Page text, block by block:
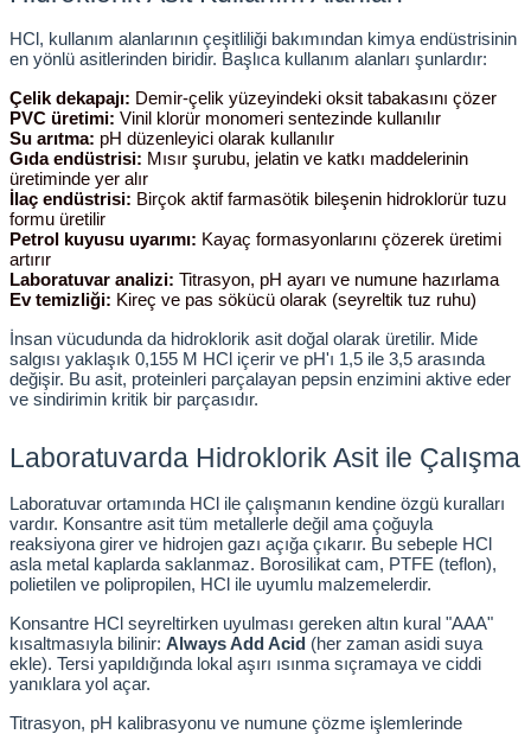
Dolaplar
Cihazları
Cihazları
Titratörler
HCl, kullanım alanlarının çeşitliliği bakımından kimya endüstrisinin
en yönlü asitlerinden biridir. Başlıca kullanım alanları şunlardır:
Çelik dekapajı: Demir-çelik yüzeyindeki oksit tabakasını çözer
PVC üretimi: Vinil klorür monomeri sentezinde kullanılır
Su arıtma: pH düzenleyici olarak kullanılır
Gıda endüstrisi: Mısır şurubu, jelatin ve katkı maddelerinin
üretiminde yer alır
İlaç endüstrisi: Birçok aktif farmasötik bileşenin hidroklorür tuzu
formu üretilir
Petrol kuyusu uyarımı: Kayaç formasyonlarını çözerek üretimi
artırır
Laboratuvar analizi: Titrasyon, pH ayarı ve numune hazırlama
Ev temizliği: Kireç ve pas sökücü olarak (seyreltik tuz ruhu)
İnsan vücudunda da hidroklorik asit doğal olarak üretilir. Mide
salgısı yaklaşık 0,155 M HCl içerir ve pH'ı 1,5 ile 3,5 arasında
değişir. Bu asit, proteinleri parçalayan pepsin enzimini aktive eder
ve sindirimin kritik bir parçasıdır.
Laboratuvarda Hidroklorik Asit ile Çalışma
Laboratuvar ortamında HCl ile çalışmanın kendine özgü kuralları
vardır. Konsantre asit tüm metallerle değil ama çoğuyla
reaksiyona girer ve hidrojen gazı açığa çıkarır. Bu sebeple HCl
asla metal kaplarda saklanmaz. Borosilikat cam, PTFE (teflon),
polietilen ve polipropilen, HCl ile uyumlu malzemelerdir.
Konsantre HCl seyreltirken uyulması gereken altın kural "AAA"
kısaltmasıyla bilinir: Always Add Acid (her zaman asidi suya
ekle). Tersi yapıldığında lokal aşırı ısınma sıçramaya ve ciddi
yanıklara yol açar.
Titrasyon, pH kalibrasyonu ve numune çözme işlemlerinde